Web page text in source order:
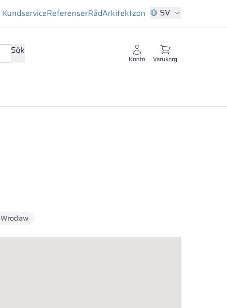
KundserviceReferenserRådArkitektzon SV
Sök
Konto Varukorg
Wrocław